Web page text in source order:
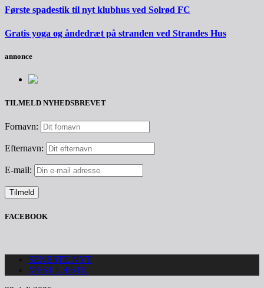
Første spadestik til nyt klubhus ved Solrød FC
Gratis yoga og åndedræt på stranden ved Strandes Hus
annonce
TILMELD NYHEDSBREVET
Fornavn:
Efternavn:
E-mail:
FACEBOOK
SENESTE NYT
MEST LÆSTE